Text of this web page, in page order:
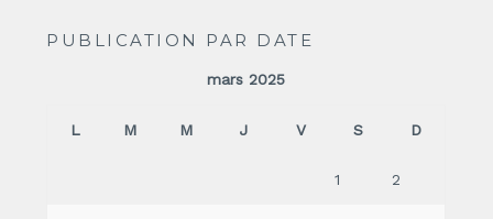
PUBLICATION PAR DATE
mars 2025
L M M J V S D
1 2